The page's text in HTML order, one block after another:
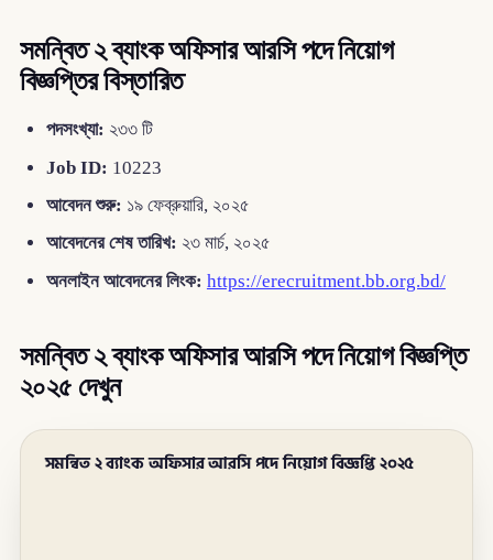
সমন্বিত ২ ব্যাংক অফিসার আরসি পদে নিয়োগ
বিজ্ঞপ্তির বিস্তারিত
পদসংখ্যা: ২৩৩ টি
Job ID: 10223
আবেদন শুরু: ১৯ ফেব্রুয়ারি, ২০২৫
আবেদনের শেষ তারিখ: ২৩ মার্চ, ২০২৫
অনলাইন আবেদনের লিংক: https://erecruitment.bb.org.bd/
সমন্বিত ২ ব্যাংক অফিসার আরসি পদে নিয়োগ বিজ্ঞপ্তি
২০২৫ দেখুন
সমন্বিত ২ ব্যাংক অফিসার আরসি পদে নিয়োগ বিজ্ঞপ্তি ২০২৫